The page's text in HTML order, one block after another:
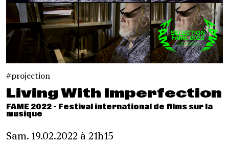
projection
Living With Imperfection
FAME 2022 - Festival international de films sur la
musique
Sam. 19.02.2022 à 21h15